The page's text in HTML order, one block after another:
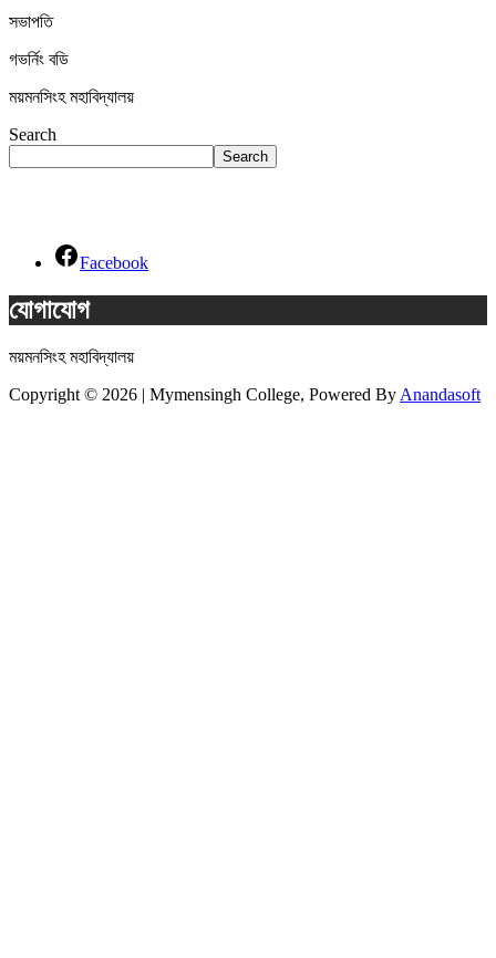
সভাপতি
গভর্নিং বডি
ময়মনসিংহ মহাবিদ্যালয়
Search
Search
Facebook
যোগাযোগ
ময়মনসিংহ মহাবিদ্যালয়
Copyright © 2026 | Mymensingh College, Powered By Anandasoft